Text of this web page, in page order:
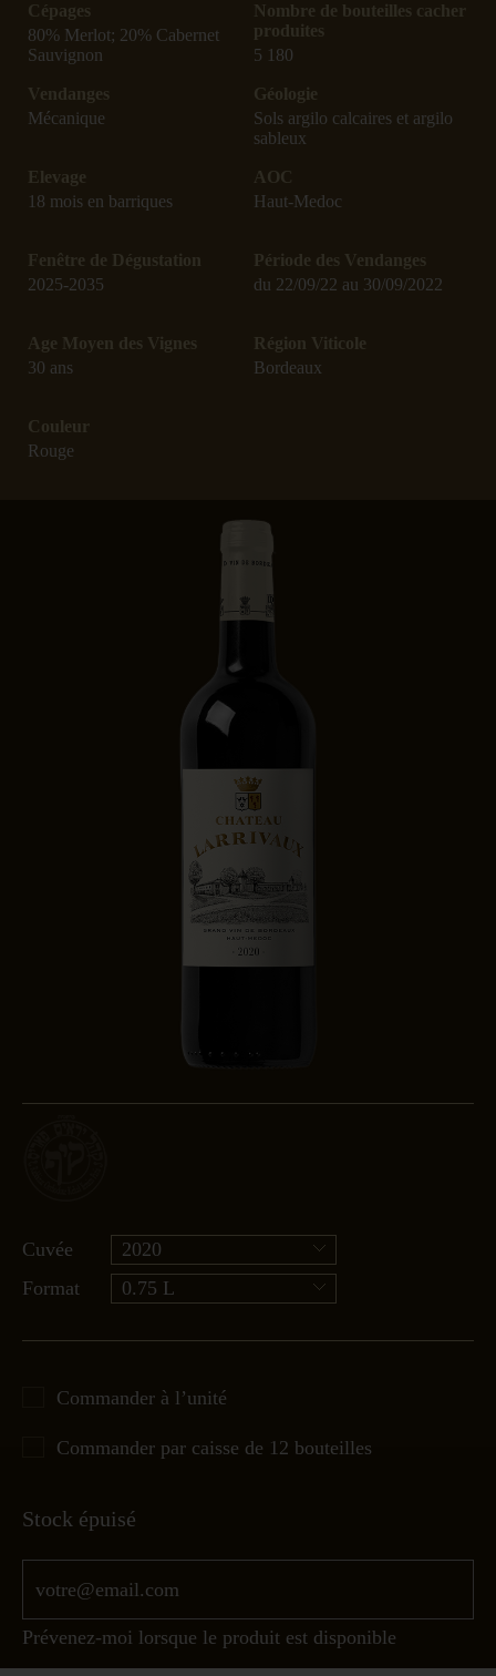
vaste et s’étend sur des centaines d’hectares. L’une des
dépendances devient la demeure familiale, elle l’est
deviendra un grenier à foin puis un chai à barriques en
1821.
détenu par les femmes de la même famille. Aujourd’hui
c'est Bérangère TESSERON qui continue l’histoire
aujourd’hui 19 hectares de vignes, des champs, des
carrières, une belle forêt, le tout représente encore 75
histoire de femmes, pour un vin d’exception qui ravira
tous les palais féminins comme masculins !
Cépages
80% Merlot; 20% Cabernet
Sauvignon
Nombre de bouteilles cacher
produites
5 180
Vendanges
Mécanique
Géologie
Sols argilo calcaires et argilo
sableux
Elevage
18 mois en barriques
AOC
Haut-Medoc
Fenêtre de Dégustation
2025-2035
Période des Vendanges
du 22/09/22 au 30/09/2022
Age Moyen des Vignes
30 ans
Région Viticole
Bordeaux
Couleur
Rouge
Cuvée
2020
Format
0.75 L
Commander à l’unité
Commander par caisse de 12 bouteilles
Stock épuisé
Prévenez-moi lorsque le produit est disponible